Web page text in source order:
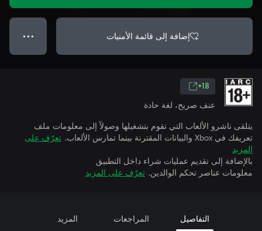
إضافة إلى قائمة الأمنيات ● ● ●
18+
عنف صريح، لغة حادة
يتلقى ناشرو الألعاب التي تقوم بتشغيلها وصولاً إلى معلومات ملف
تعريفك في Xbox والبيانات المقترنة بينما تمارس الألعاب.
تعرّف على
المزيد
بالإضافة إلى تقديم عمليات شراء داخل التطبيق
معلومات عناصر تحكم الوالدين. تعرّف على المزيد
التفاصيل المراجعات المزيد